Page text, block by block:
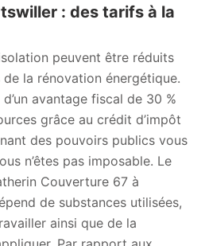
: des tarifs à la
peuvent être réduits
la rénovation énergétique.
avantage fiscal de 30 %
grâce au crédit d’impôt
des pouvoirs publics vous
n’êtes pas imposable. Le
Couverture 67 à
de substances utilisées,
ainsi que de la